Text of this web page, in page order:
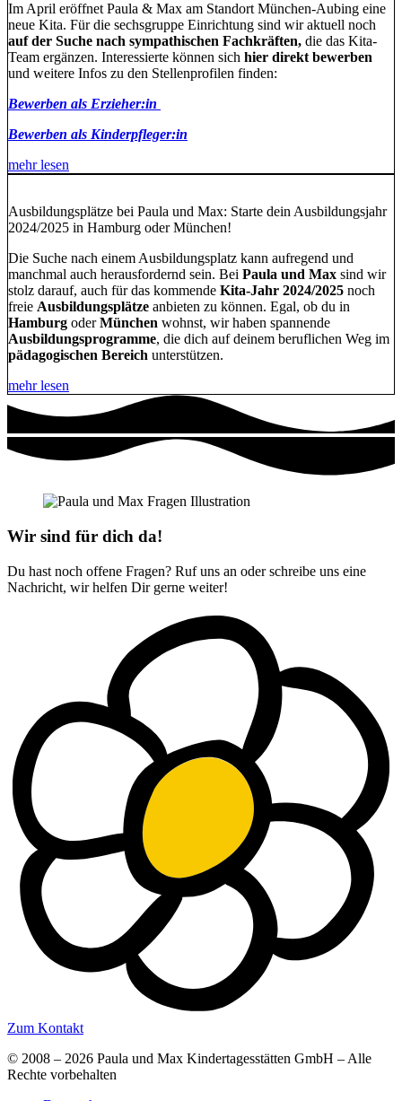
Im April eröffnet Paula & Max am Standort München-Aubing eine
neue Kita. Für die sechsgruppe Einrichtung sind wir aktuell noch
auf der Suche nach sympathischen Fachkräften, die das Kita-
Team ergänzen. Interessierte können sich hier direkt bewerben
und weitere Infos zu den Stellenprofilen finden:
Bewerben als Erzieher:in
Bewerben als Kinderpfleger:in
mehr lesen
Ausbildungsplätze bei Paula und Max: Starte dein Ausbildungsjahr
2024/2025 in Hamburg oder München!
Die Suche nach einem Ausbildungsplatz kann aufregend und
manchmal auch herausfordernd sein. Bei Paula und Max sind wir
stolz darauf, auch für das kommende Kita-Jahr 2024/2025 noch
freie Ausbildungsplätze anbieten zu können. Egal, ob du in
Hamburg oderMünchen wohnst, wir haben spannende
Ausbildungsprogramme, die dich auf deinem beruflichen Weg im
pädagogischen Bereich unterstützen.
mehr lesen
Wir sind für dich da!
Du hast noch offene Fragen? Ruf uns an oder schreibe uns eine
Nachricht, wir helfen Dir gerne weiter!
Zum Kontakt
© 2008 – 2026 Paula und Max Kindertagesstätten GmbH – Alle
Rechte vorbehalten